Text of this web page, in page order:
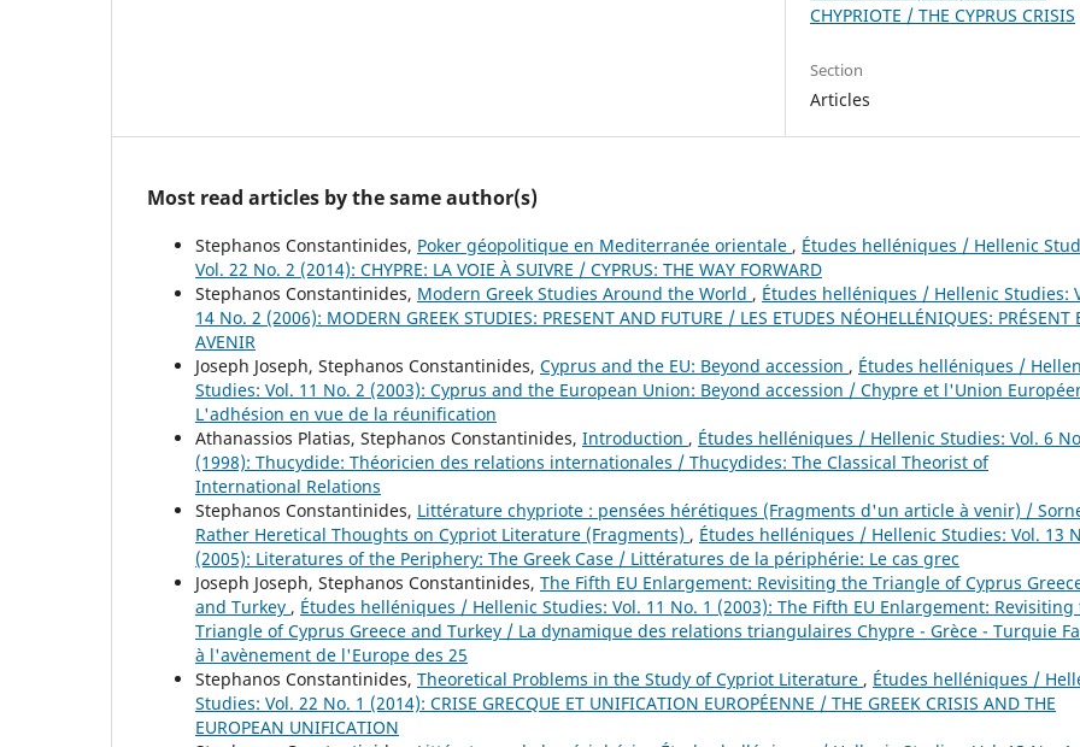
CHYPRIOTE / THE CYPRUS CRISIS
Section
Articles
Most read articles by the same author(s)
Stephanos Constantinides, Poker géopolitique en Mediterranée orientale , Études helléniques / Hellenic
Vol. 22 No. 2 (2014): CHYPRE: LA VOIE À SUIVRE / CYPRUS: THE WAY FORWARD
Stephanos Constantinides, Modern Greek Studies Around the World , Études helléniques / Hellenic Studies:
14 No. 2 (2006): MODERN GREEK STUDIES: PRESENT AND FUTURE / LES ETUDES NÉOHELLÉNIQUES: PRÉSENT
AVENIR
Joseph Joseph, Stephanos Constantinides, Cyprus and the EU: Beyond accession , Études helléniques /
Studies: Vol. 11 No. 2 (2003): Cyprus and the European Union: Beyond accession / Chypre et l'Union
L'adhésion en vue de la réunification
Athanassios Platias, Stephanos Constantinides, Introduction , Études helléniques / Hellenic Studies: Vol. 6
(1998): Thucydide: Théoricien des relations internationales / Thucydides: The Classical Theorist of
International Relations
Stephanos Constantinides, Littérature chypriote : pensées hérétiques (Fragments d'un article à venir) /
Rather Heretical Thoughts on Cypriot Literature (Fragments) , Études helléniques / Hellenic Studies: Vol. 13
(2005): Literatures of the Periphery: The Greek Case / Littératures de la périphérie: Le cas grec
Joseph Joseph, Stephanos Constantinides, The Fifth EU Enlargement: Revisiting the Triangle of Cyprus
and Turkey , Études helléniques / Hellenic Studies: Vol. 11 No. 1 (2003): The Fifth EU Enlargement: Revisiting
Triangle of Cyprus Greece and Turkey / La dynamique des relations triangulaires Chypre - Grèce - Turquie
à l'avènement de l'Europe des 25
Stephanos Constantinides, Theoretical Problems in the Study of Cypriot Literature , Études helléniques /
Studies: Vol. 22 No. 1 (2014): CRISE GRECQUE ET UNIFICATION EUROPÉENNE / THE GREEK CRISIS AND THE
EUROPEAN UNIFICATION